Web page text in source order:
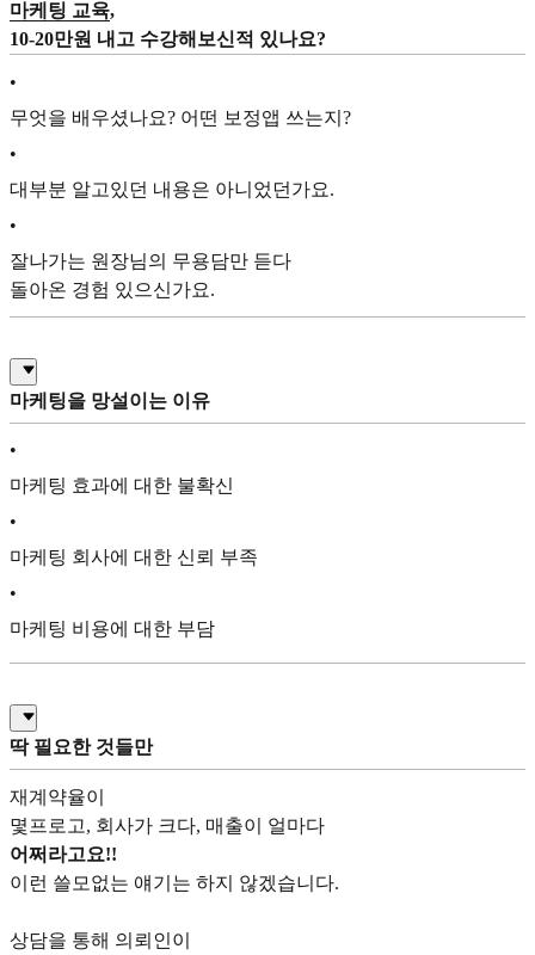
마케팅 교육,
10-20만원 내고 수강해보신적 있나요?
•
무엇을 배우셨나요? 어떤 보정앱 쓰는지?
•
대부분 알고있던 내용은 아니었던가요.
•
잘나가는 원장님의 무용담만 듣다
돌아온 경험 있으신가요.
마케팅을 망설이는 이유
•
마케팅 효과에 대한 불확신
•
마케팅 회사에 대한 신뢰 부족
•
마케팅 비용에 대한 부담
딱 필요한 것들만
재계약율이
몇프로고, 회사가 크다, 매출이 얼마다
어쩌라고요!!
이런 쓸모없는 얘기는 하지 않겠습니다.
상담을 통해 의뢰인이